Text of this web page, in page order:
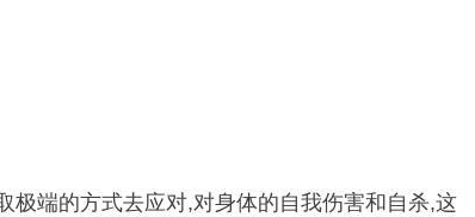
极端的方式去应对,对身体的自我伤害和自杀,这